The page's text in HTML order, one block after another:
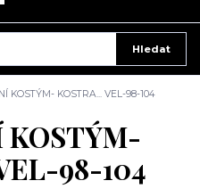
Hledat
KOSTÝM- KOSTRA... VEL-98-104
KOSTÝM-
98-104